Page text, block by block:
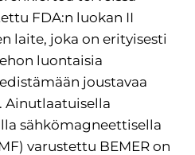
FDA:n luokan II
laite, joka on erityisesti
luontaisia
joustavaa
Ainutlaatuisella
sähkömagneettisella
varustettu BEMER on